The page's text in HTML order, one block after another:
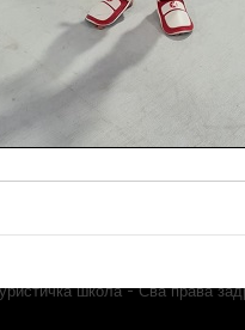
школа - Сва права